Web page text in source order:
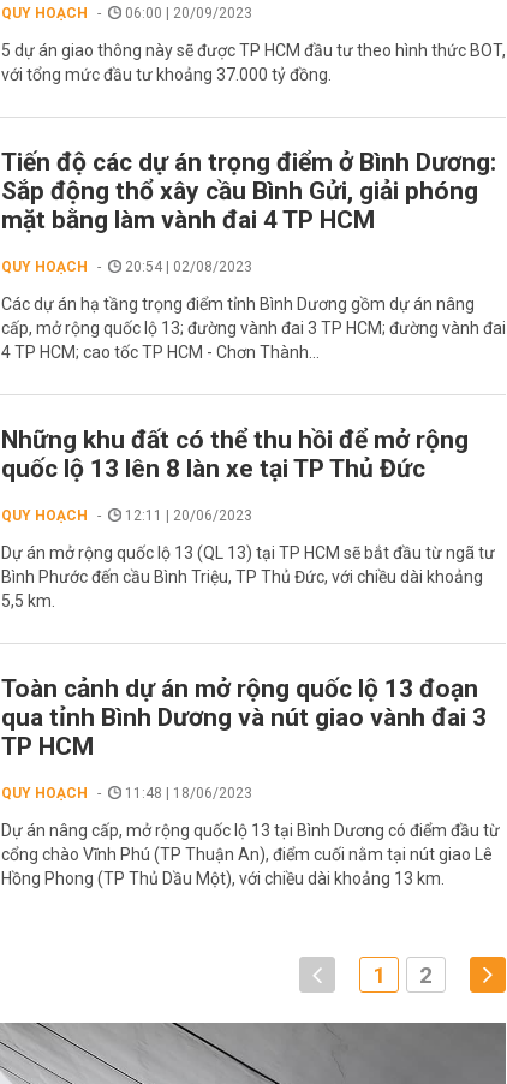
QUY HOẠCH 06:00 | 20/09/2023
5 dự án giao thông này sẽ được TP HCM đầu tư theo hình thức BOT,
với tổng mức đầu tư khoảng 37.000 tỷ đồng.
Tiến độ các dự án trọng điểm ở Bình Dương:
Sắp động thổ xây cầu Bình Gửi, giải phóng
mặt bằng làm vành đai 4 TP HCM
QUY HOẠCH 20:54 | 02/08/2023
Các dự án hạ tầng trọng điểm tỉnh Bình Dương gồm dự án nâng
cấp, mở rộng quốc lộ 13; đường vành đai 3 TP HCM; đường vành đai
4 TP HCM; cao tốc TP HCM - Chơn Thành...
Những khu đất có thể thu hồi để mở rộng
quốc lộ 13 lên 8 làn xe tại TP Thủ Đức
QUY HOẠCH 12:11 | 20/06/2023
Dự án mở rộng quốc lộ 13 (QL 13) tại TP HCM sẽ bắt đầu từ ngã tư
Bình Phước đến cầu Bình Triệu, TP Thủ Đức, với chiều dài khoảng
5,5 km.
Toàn cảnh dự án mở rộng quốc lộ 13 đoạn
qua tỉnh Bình Dương và nút giao vành đai 3
TP HCM
QUY HOẠCH 11:48 | 18/06/2023
Dự án nâng cấp, mở rộng quốc lộ 13 tại Bình Dương có điểm đầu từ
cổng chào Vĩnh Phú (TP Thuận An), điểm cuối nằm tại nút giao Lê
Hồng Phong (TP Thủ Dầu Một), với chiều dài khoảng 13 km.
1 2